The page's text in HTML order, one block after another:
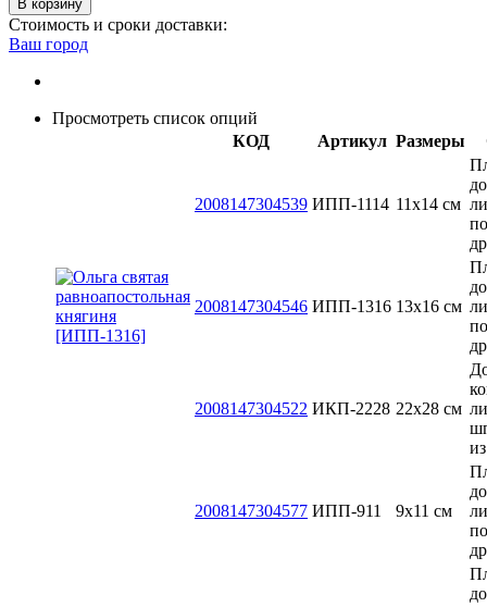
В корзину
Стоимость и сроки доставки:
Ваш город
Просмотреть список опций
КОД
Артикул Размеры
2008147304539 ИПП-1114 11х14 см
2008147304546 ИПП-1316 13x16 см
2008147304522 ИКП-2228 22х28 см
2008147304577 ИПП-911 9х11 см